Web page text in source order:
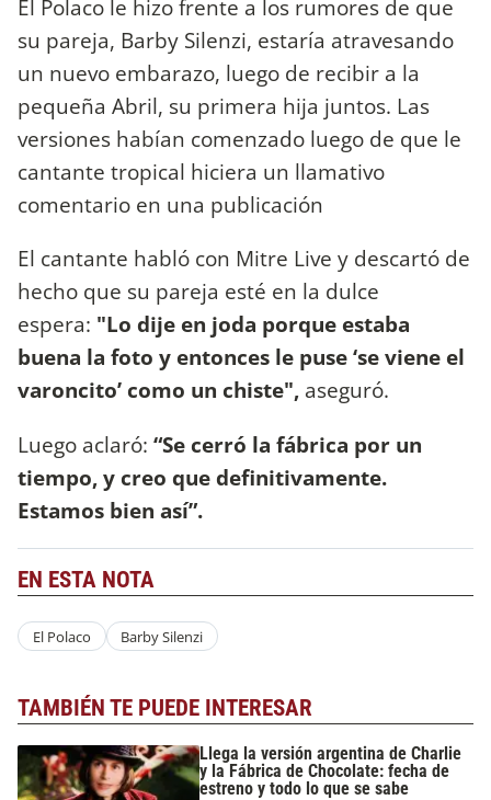
El Polaco le hizo frente a los rumores de que
su pareja, Barby Silenzi, estaría atravesando
un nuevo embarazo, luego de recibir a la
pequeña Abril, su primera hija juntos. Las
versiones habían comenzado luego de que le
cantante tropical hiciera un llamativo
comentario en una publicación
El cantante habló con Mitre Live y descartó de
hecho que su pareja esté en la dulce
espera: "Lo dije en joda porque estaba
buena la foto y entonces le puse ‘se viene el
varoncito’ como un chiste", aseguró.
Luego aclaró: “Se cerró la fábrica por un
tiempo, y creo que definitivamente.
Estamos bien así”.
EN ESTA NOTA
El Polaco Barby Silenzi
TAMBIÉN TE PUEDE INTERESAR
Llega la versión argentina de Charlie
y la Fábrica de Chocolate: fecha de
estreno y todo lo que se sabe